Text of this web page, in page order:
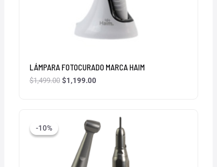
LÁMPARA FOTOCURADO MARCA HAIM
$1,499.00 $1,199.00
-10%
-10% original
$999.00.
precio
actual
es:
$899.00.